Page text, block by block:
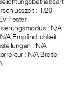
: 1/20
Fester
: N/A
A Empfindlichkeit :
: N/A
: N/A Breite